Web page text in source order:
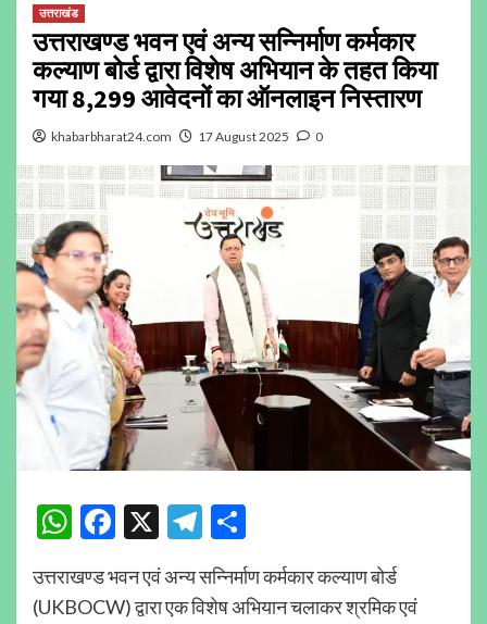
उत्तराखंड
उत्तराखण्ड भवन एवं अन्य सन्निर्माण कर्मकार
कल्याण बोर्ड द्वारा विशेष अभियान के तहत किया
गया 8,299 आवेदनों का ऑनलाइन निस्तारण
khabarbharat24.com 17 August 2025 0
WhatsApp
Facebook
X Telegram
उत्तराखण्ड भवन एवं अन्य सन्निर्माण कर्मकार कल्याण बोर्ड
(UKBOCW) द्वारा एक विशेष अभियान चलाकर श्रमिक एवं